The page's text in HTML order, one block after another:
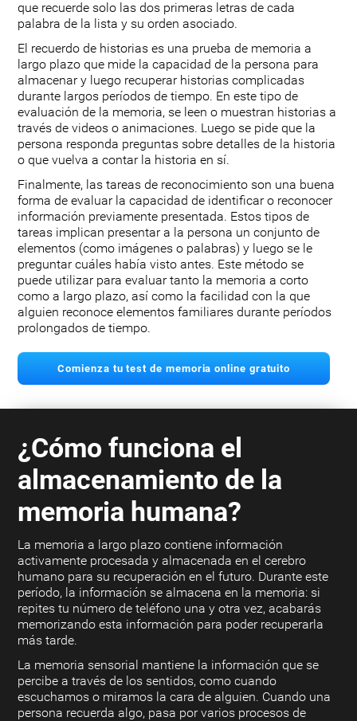
que recuerde solo las dos primeras letras de cada
palabra de la lista y su orden asociado.
El recuerdo de historias es una prueba de memoria a
largo plazo que mide la capacidad de la persona para
almacenar y luego recuperar historias complicadas
durante largos períodos de tiempo. En este tipo de
evaluación de la memoria, se leen o muestran historias a
través de videos o animaciones. Luego se pide que la
persona responda preguntas sobre detalles de la historia
o que vuelva a contar la historia en sí.
Finalmente, las tareas de reconocimiento son una buena
forma de evaluar la capacidad de identificar o reconocer
información previamente presentada. Estos tipos de
tareas implican presentar a la persona un conjunto de
elementos (como imágenes o palabras) y luego se le
preguntar cuáles había visto antes. Este método se
puede utilizar para evaluar tanto la memoria a corto
como a largo plazo, así como la facilidad con la que
alguien reconoce elementos familiares durante períodos
prolongados de tiempo.
Comienza tu test de memoria online gratuito
¿Cómo funciona el
almacenamiento de la
memoria humana?
La memoria a largo plazo contiene información
activamente procesada y almacenada en el cerebro
humano para su recuperación en el futuro. Durante este
período, la información se almacena en la memoria: si
repites tu número de teléfono una y otra vez, acabarás
memorizando esta información para poder recuperarla
más tarde.
La memoria sensorial mantiene la información que se
percibe a través de los sentidos, como cuando
escuchamos o miramos la cara de alguien. Cuando una
persona recuerda algo, pasa por varios procesos de